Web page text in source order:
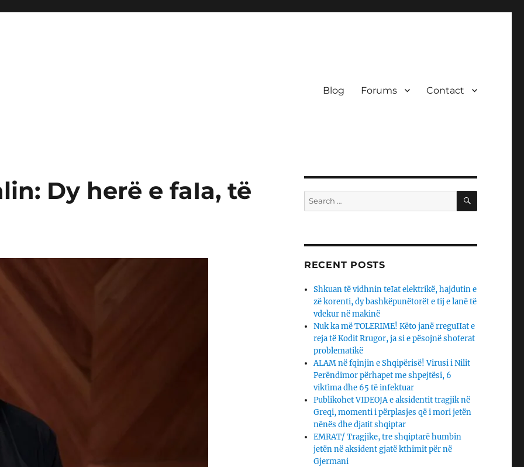
Blog Forums Contact
Dy herë e faIa, të
Search
for:
SEARCH
RECENT POSTS
Shkuan të vidhnin teIat elektrikë, hajdutin e
zë korenti, dy bashkëpunëtorët e tij e lanë të
vdekur në makinë
Nuk ka më TOLERIME! Këto janë rreguIIat e
reja të Kodit Rrugor, ja si e pësojnë shoferat
problematikë
ALAM në fqinjin e Shqipërisë! Virusi i Nilit
Perëndimor përhapet me shpejtësi, 6
viktìma dhe 65 të infektuar
Publikohet VIDEOJA e aksidentit tragjik në
Greqi, momenti i përplasjes që i mori jetën
nënës dhe djaΙit shqiptar
EMRAT/ Tragjike, tre shqiptarë humbin
jetën në aksident gjatë kthimit për në
Gjermani